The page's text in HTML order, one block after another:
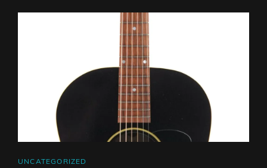
SILVERLANE.NL
CAT
UNCATEGORIZED